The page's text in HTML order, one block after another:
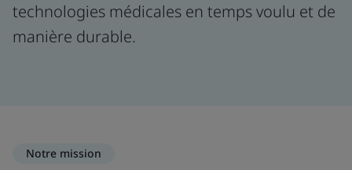
technologies médicales en temps voulu et de
manière durable.
Notre mission